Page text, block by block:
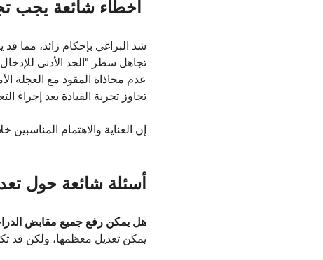
أخطاء شائعة يجب
شد البراغي بإحكام زائد، مما
تجاهل سطر "الحد الأدنى
عدم محاذاة المقود مع العجلة
تجاوز تجربة القيادة بعد إجراء
إن العناية والاهتمام
أسئلة شائعة حول
هل يمكن رفع جميع مقابض
يمكن تعديل معظمها، ولكن قد